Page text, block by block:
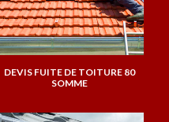
DEVIS FUITE DE TOITURE 80
SOMME